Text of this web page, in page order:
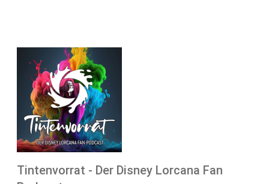
Tintenvorrat - Der Disney Lorcana Fan